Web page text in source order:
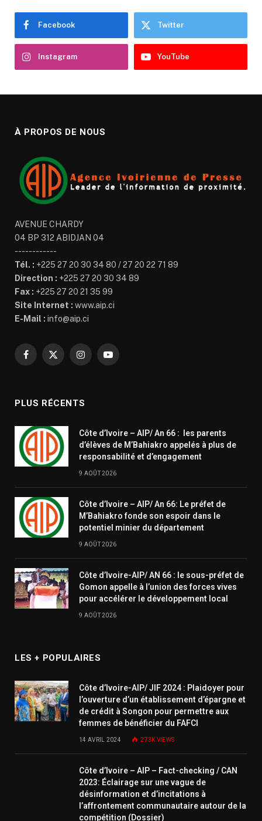
Facebook Twitter
Instagram YouTube
À PROPOS DE NOUS
AVENUE CHARDY
04 BP 312 ABIDJAN 04
------------
Tél. : +225 27 20 30 34 80 / 27 20 22 71 89
Direction : +225 27 20 30 34 89
Fax : +225 27 20 21 35 99
Site Internet : www.aip.ci
E-Mail : info@aip.ci
Facebook
X
InstagramYouTube
PLUS RÉCENTS
Côte d’Ivoire – AIP/ An 66 : les parents
d’élèves de M’Bahiakro appelés à plus de
responsabilité et d’engagement
9 AOÛT 2026
Côte d’Ivoire – AIP/ An 66: Le préfet de
M’Bahiakro fonde son espoir dans le
potentiel minier du département
9 AOÛT 2026
Côte d’Ivoire-AIP/ AN 66 : le sous-préfet de
Gomon appelle à l’union des forces vives
pour accélérer le développement local
9 AOÛT 2026
LES + POPULAIRES
Côte d’Ivoire-AIP/ JIF 2024 : Plaidoyer pour
l’ouverture d’un établissement d’épargne et
de crédit à Songon pour permettre aux
femmes de bénéficier du FAFCI
14 AVRIL 2024 273K VIEWS
Côte d’Ivoire – AIP – Fact-checking / CAN
2023: Éclairage sur une vague de
désinformation et d’incitations à
l’affrontement communautaire autour de la
compétition (Dossier)